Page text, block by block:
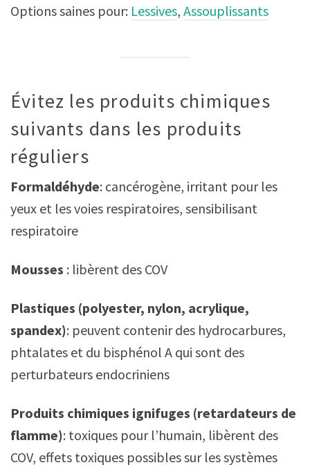
Options saines pour: Lessives, Assouplissants
Évitez les produits chimiques
suivants dans les produits
réguliers
Formaldéhyde: cancérogène, irritant pour les
yeux et les voies respiratoires, sensibilisant
respiratoire
Mousses : libèrent des COV
Plastiques (polyester, nylon, acrylique,
spandex): peuvent contenir des hydrocarbures,
phtalates et du bisphénol A qui sont des
perturbateurs endocriniens
Produits chimiques ignifuges (retardateurs de
flamme): toxiques pour l’humain, libèrent des
COV, effets toxiques possibles sur les systèmes